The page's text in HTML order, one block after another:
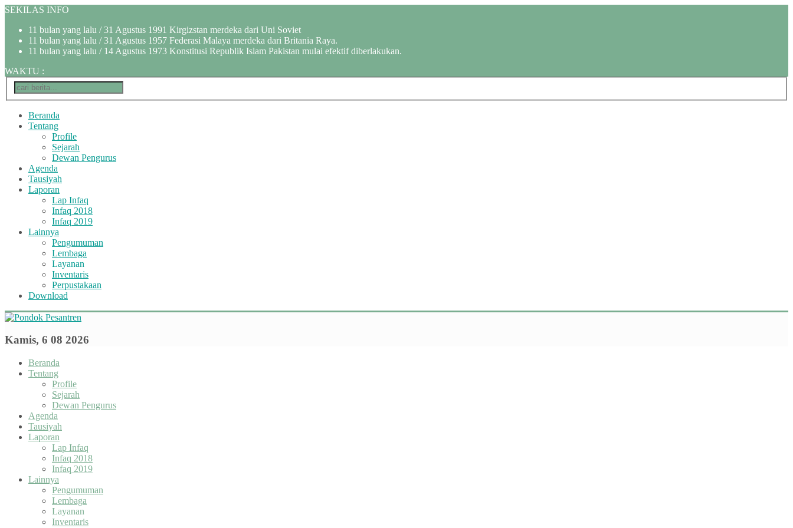
SEKILAS INFO
11 bulan yang lalu / 31 Agustus 1991 Kirgizstan merdeka dari Uni Soviet
11 bulan yang lalu / 31 Agustus 1957 Federasi Malaya merdeka dari Britania Raya.
11 bulan yang lalu / 14 Agustus 1973 Konstitusi Republik Islam Pakistan mulai efektif diberlakukan.
WAKTU :
Beranda
Tentang
Profile
Sejarah
Dewan Pengurus
Agenda
Tausiyah
Laporan
Lap Infaq
Infaq 2018
Infaq 2019
Lainnya
Pengumuman
Lembaga
Layanan
Inventaris
Perpustakaan
Download
Kamis, 6 08 2026
Beranda
Tentang
Profile
Sejarah
Dewan Pengurus
Agenda
Tausiyah
Laporan
Lap Infaq
Infaq 2018
Infaq 2019
Lainnya
Pengumuman
Lembaga
Layanan
Inventaris